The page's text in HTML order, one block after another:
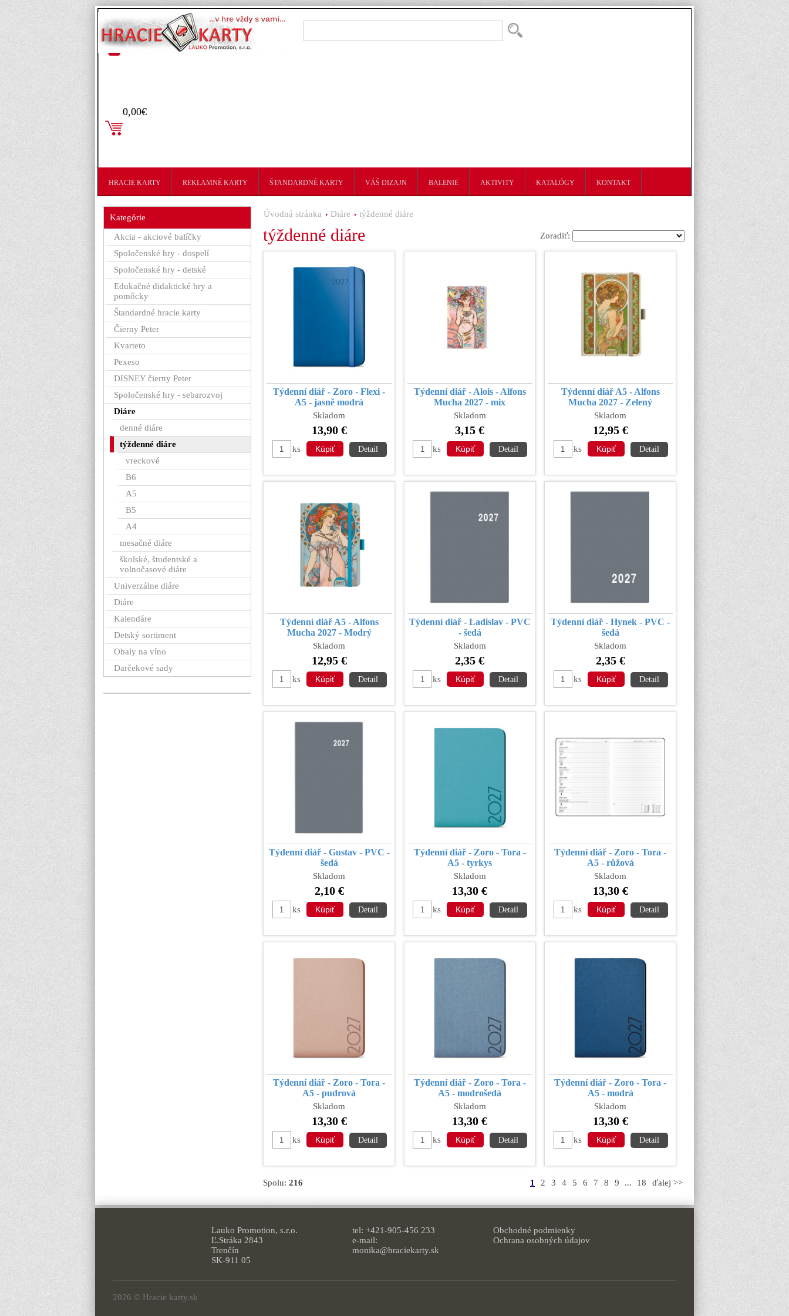
Prihlásenie
0,00€
HRACIE KARTY REKLAMNÉ KARTY ŠTANDARDNÉ KARTY VÁŠ DIZAJN BALENIE AKTIVITY KATALÓGY KONTAKT
Úvodná stránka Diáre týždenné diáre
týždenné diáre Zoradiť:
Týdenní diář - Zoro - Flexi -
A5 - jasně modrá
Skladom
13,90 €
ks Detail
Týdenní diář - Alois - Alfons
Mucha 2027 - mix
Skladom
3,15 €
ks Detail
Týdenní diář A5 - Alfons
Mucha 2027 - Zelený
Skladom
12,95 €
ks Detail
Týdenní diář A5 - Alfons
Mucha 2027 - Modrý
Skladom
12,95 €
ks Detail
Týdenní diář - Ladislav - PVC
- šedá
Skladom
2,35 €
ks Detail
Týdenní diář - Hynek - PVC -
šedá
Skladom
2,35 €
ks Detail
Týdenní diář - Gustav - PVC -
šedá
Skladom
2,10 €
ks Detail
Týdenní diář - Zoro - Tora -
A5 - tyrkys
Skladom
13,30 €
ks Detail
Týdenní diář - Zoro - Tora -
A5 - růžová
Skladom
13,30 €
ks Detail
Týdenní diář - Zoro - Tora -
A5 - pudrová
Skladom
13,30 €
ks Detail
Týdenní diář - Zoro - Tora -
A5 - modrošedá
Skladom
13,30 €
ks Detail
Týdenní diář - Zoro - Tora -
A5 - modrá
Skladom
13,30 €
ks Detail
Spolu: 216 1 2 3 4 5 6 7 8 9 ... 18 ďalej >>
Kategórie
Akcia - akciové balíčky
Spoločenské hry - dospelí
Spoločenské hry - detské
Edukačné didaktické hry a
pomôcky
Štandardné hracie karty
Čierny Peter
Kvarteto
Pexeso
DISNEY čierny Peter
Spoločenské hry - sebarozvoj
Diáre
denné diáre
týždenné diáre
vreckové
B6
A5
B5
A4
mesačné diáre
školské, študentské a
volnočasové diáre
Univerzálne diáre
Diáre
Kalendáre
Detský sortiment
Obaly na víno
Darčekové sady
Lauko Promotion, s.r.o.
Ľ.Stráka 2843
Trenčín
SK-911 05
tel: +421-905-456 233
e-mail:
monika@hraciekarty.sk
Obchodné podmienky
Ochrana osobných údajov
2026 © Hracie karty.sk